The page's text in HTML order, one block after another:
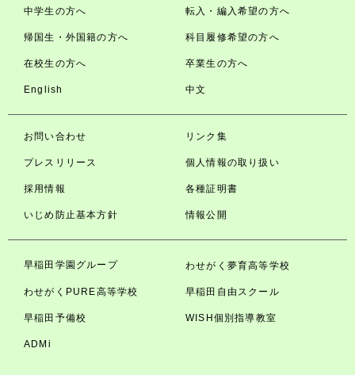
中学生の方へ 転入・編入希望の方へ
帰国生・外国籍の方へ 科目履修希望の方へ
在校生の方へ 卒業生の方へ
English 中文
お問い合わせ リンク集
プレスリリース 個人情報の取り扱い
採用情報 各種証明書
いじめ防止基本方針 情報公開
早稲田学園グループ わせがく夢育高等学校
わせがくPURE高等学校 早稲田自由スクール
早稲田予備校 WISH個別指導教室
ADMi